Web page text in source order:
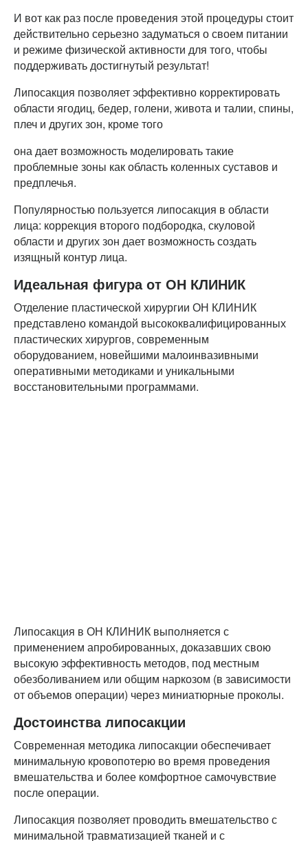
И вот как раз после проведения этой процедуры стоит
действительно серьезно задуматься о своем питании
и режиме физической активности для того, чтобы
поддерживать достигнутый результат!
Липосакция позволяет эффективно корректировать
области ягодиц, бедер, голени, живота и талии, спины,
плеч и других зон, кроме того
она дает возможность моделировать такие
проблемные зоны как область коленных суставов и
предплечья.
Популярностью пользуется липосакция в области
лица: коррекция второго подбородка, скуловой
области и других зон дает возможность создать
изящный контур лица.
Идеальная фигура от ОН КЛИНИК
Отделение пластической хирургии ОН КЛИНИК
представлено командой высококвалифицированных
пластических хирургов, современным
оборудованием, новейшими малоинвазивными
оперативными методиками и уникальными
восстановительными программами.
Липосакция в ОН КЛИНИК выполняется с
применением апробированных, доказавших свою
высокую эффективность методов, под местным
обезболиванием или общим наркозом (в зависимости
от объемов операции) через миниатюрные проколы.
Достоинства липосакции
Современная методика липосакции обеспечивает
минимальную кровопотерю во время проведения
вмешательства и более комфортное самочувствие
после операции.
Липосакция позволяет проводить вмешательство с
минимальной травматизацией тканей и с